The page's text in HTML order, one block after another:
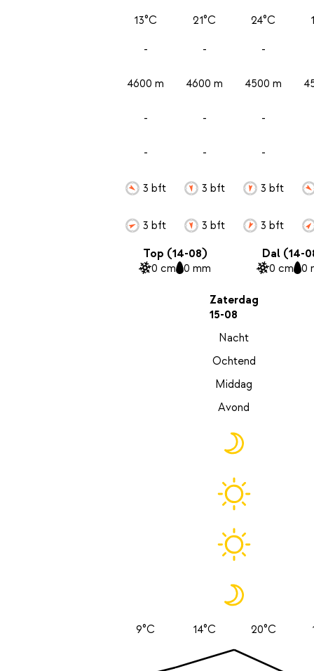
13°C
-
4600 m
-
-
3 bft
3 bft
21°C
-
4600 m
-
-
3 bft
3 bft
24°C
-
4500 m
-
-
3 bft
3 bft
Top (14-08)
0 cm 0 mm
Dal (14-
0 cm 0
Zaterdag
15-08
Nacht
Ochtend
Middag
Avond
9°C 14°C 20°C